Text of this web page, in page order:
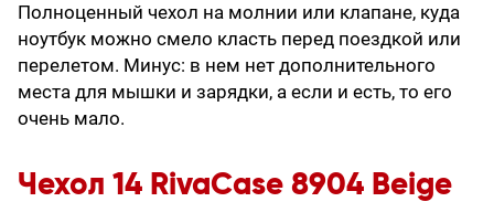
Полноценный чехол на молнии или клапане, куда
ноутбук можно смело класть перед поездкой или
перелетом. Минус: в нем нет дополнительного
места для мышки и зарядки, а если и есть, то его
очень мало.
Чехол 14 RivaCase 8904 Beige